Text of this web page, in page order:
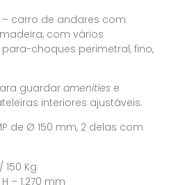
– carro de andares com
com vários
choques perimetral, fino,
guardar amenities e
interiores ajustáveis.
de Ø 150 mm, 2 delas com
Kg
– 1.270 mm